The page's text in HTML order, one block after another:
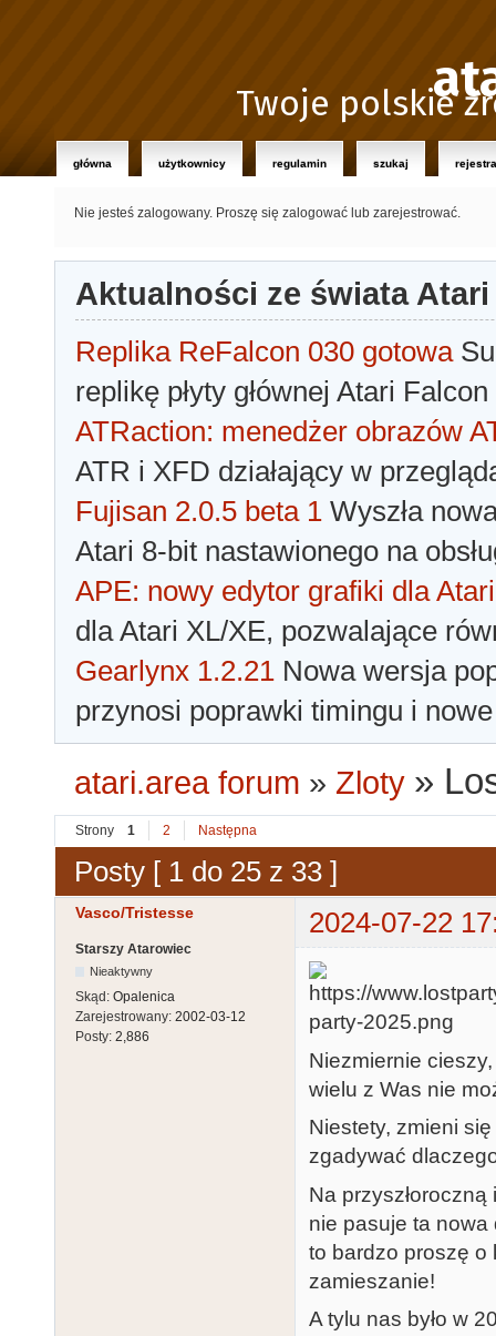
Twoje polskie
główna użytkownicy regulamin szukaj
Nie jesteś zalogowany. Proszę się zalogować lub zarejestrować.
Aktualności ze świata Atari
Replika ReFalcon 030 gotowa
replikę płyty głównej Atari
ATRaction: menedżer obrazów
ATR i XFD działający w
Fujisan 2.0.5 beta 1 Wyszła
Atari 8-bit nastawionego na
APE: nowy edytor grafiki dla Atari
dla Atari XL/XE, pozwalające
Gearlynx 1.2.21 Nowa wersja
przynosi poprawki timingu i
atari.area forum » Zloty »
Strony 1 2 Następna
Posty [ 1 do 25 z 33 ]
Vasco/Tristesse 2024-07-22
Starszy Atarowiec
Nieaktywny
Skąd: Opalenica
Zarejestrowany: 2002-03-12
Posty: 2,886
Niezmiernie
wielu z Was nie
Niestety, zmieni
zgadywać
Na
nie pasuje ta nowa
to bardzo proszę o
zamieszanie!
A tylu nas było w